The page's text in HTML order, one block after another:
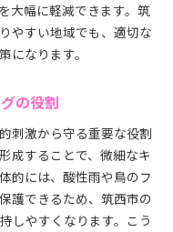
大幅に軽減できます。筑
やすい地域でも、適切な
になります。
の役割
刺激から守る重要な役割
成することで、微細なキ
的には、酸性雨や鳥のフ
護できるため、筑西市の
しやすくなります。こう